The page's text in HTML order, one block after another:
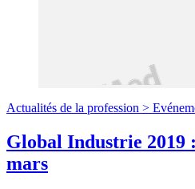
Actualités de la profession >
Global Industrie 2019
mars